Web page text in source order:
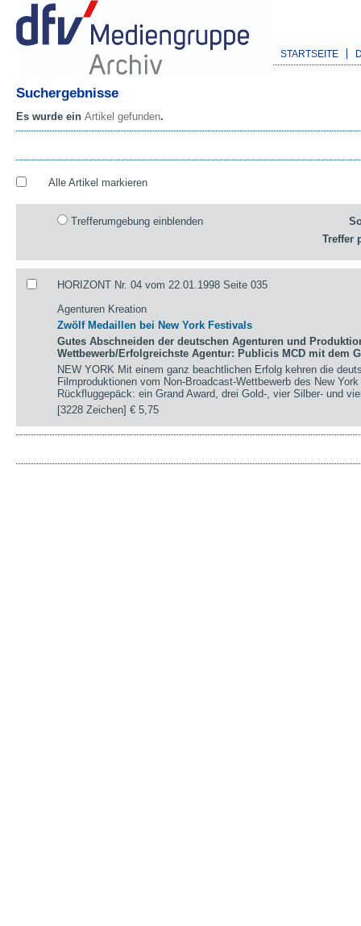
STARTSEITE
Suchergebnisse
Es wurde ein Artikel gefunden.
Alle Artikel markieren
Trefferumgebung einblenden
Treffer
HORIZONT Nr. 04 vom 22.01.1998 Seite 035
Agenturen Kreation
Zwölf Medaillen bei New York Festivals
Gutes Abschneiden der deutschen Agenturen und
Wettbewerb/Erfolgreichste Agentur: Publicis MCD mit dem
NEW YORK Mit einem ganz beachtlichen Erfolg kehren die
Filmproduktionen vom Non-Broadcast-Wettbewerb des New
Rückfluggepäck: ein Grand Award, drei Gold-, vier Silber- und
[3228 Zeichen]€ 5,75